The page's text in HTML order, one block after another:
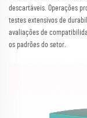
descartáveis. Operações
testes extensivos de
avaliações de
os padrões do setor.